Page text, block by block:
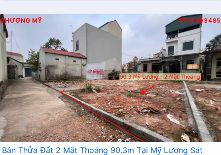
CHƯƠNG MỸ T.B 3485
Bán Thửa Đất 2 Mặt Thoáng 90.3m Tại Mỹ Lương Sát